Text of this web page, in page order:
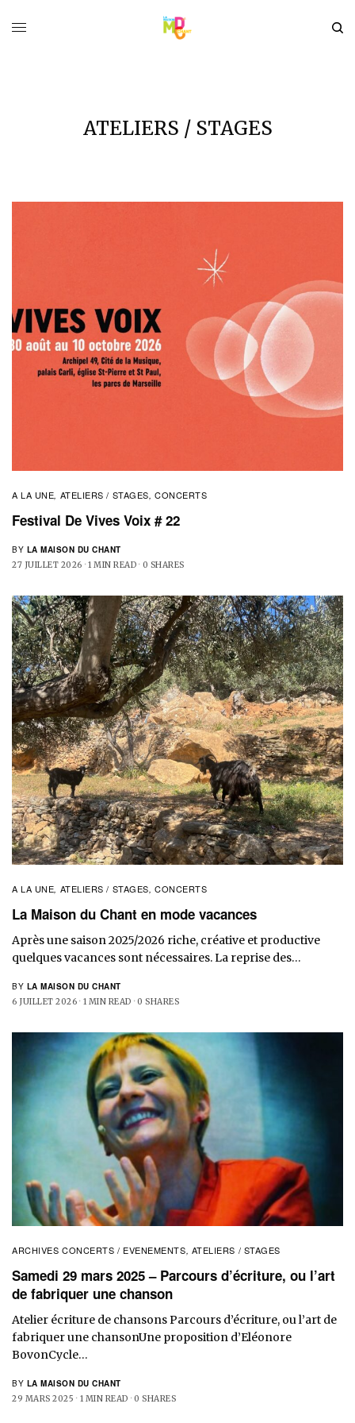
ATELIERS / STAGES
A LA UNE, ATELIERS / STAGES, CONCERTS
Festival De Vives Voix # 22
BY LA MAISON DU CHANT
27 JUILLET 2026 1 MIN READ 0 SHARES
A LA UNE, ATELIERS / STAGES, CONCERTS
La Maison du Chant en mode vacances
Après une saison 2025/2026 riche, créative et productive
quelques vacances sont nécessaires. La reprise des…
BY LA MAISON DU CHANT
6 JUILLET 2026 1 MIN READ 0 SHARES
ARCHIVES CONCERTS / EVENEMENTS, ATELIERS / STAGES
Samedi 29 mars 2025 – Parcours d’écriture, ou l’art
de fabriquer une chanson
Atelier écriture de chansons Parcours d’écriture, ou l’art de
fabriquer une chansonUne proposition d’Eléonore
BovonCycle…
BY LA MAISON DU CHANT
29 MARS 2025 1 MIN READ 0 SHARES